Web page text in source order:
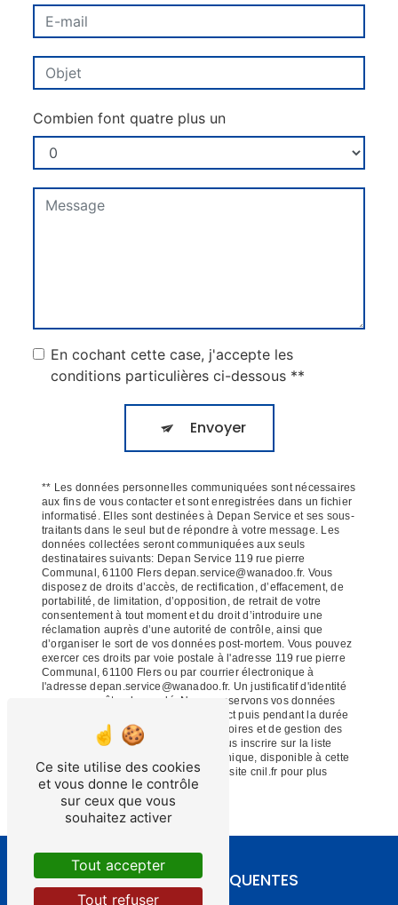
Combien font quatre plus un
En cochant cette case, j'accepte les
conditions particulières ci-dessous **
Envoyer
** Les données personnelles communiquées sont nécessaires
aux fins de vous contacter et sont enregistrées dans un fichier
informatisé. Elles sont destinées à Depan Service et ses sous-
traitants dans le seul but de répondre à votre message. Les
données collectées seront communiquées aux seuls
destinataires suivants: Depan Service 119 rue pierre
Communal, 61100 Flers depan.service@wanadoo.fr. Vous
disposez de droits d’accès, de rectification, d’effacement, de
portabilité, de limitation, d’opposition, de retrait de votre
consentement à tout moment et du droit d’introduire une
réclamation auprès d’une autorité de contrôle, ainsi que
d’organiser le sort de vos données post-mortem. Vous pouvez
exercer ces droits par voie postale à l'adresse 119 rue pierre
Communal, 61100 Flers ou par courrier électronique à
l'adresse depan.service@wanadoo.fr. Un justificatif d'identité
pourra vous être demandé. Nous conservons vos données
pendant la période de prise de contact puis pendant la durée
de prescription légale aux fins probatoires et de gestion des
contentieux. Vous avez le droit de vous inscrire sur la liste
d'opposition au démarchage téléphonique, disponible à cette
adresse:Bloctel.gouv.fr. Consultez le site cnil.fr pour plus
d’informations sur vos droits.
RECHERCHES FRÉQUENTES
Ce site utilise des cookies
et vous donne le contrôle
sur ceux que vous
souhaitez activer
Tout accepter
Tout refuser